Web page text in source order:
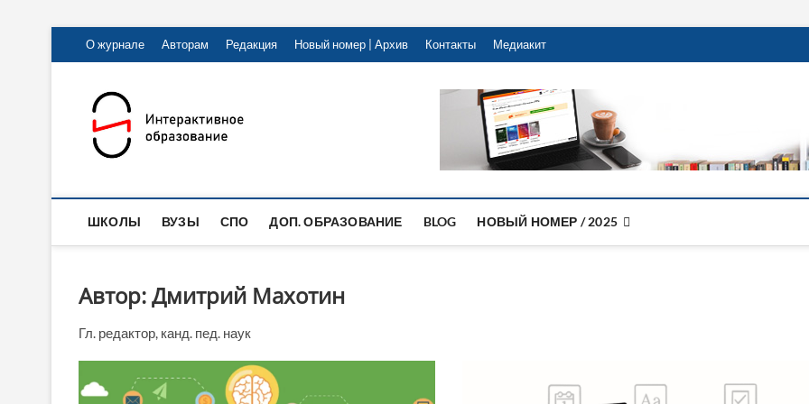
О журнале Авторам Редакция Новый номер | Архив Контакты Медиакит
Интерактивное образование
ИНФОРМАЦИОННО-ПУБЛИЦИСТИЧЕСКИЙ ОБРАЗОВАТЕЛЬНЫЙ ЖУРНАЛ
ШКОЛЫ ВУЗЫ СПО ДОП. ОБРАЗОВАНИЕ BLOG НОВЫЙ НОМЕР / 2025
Автор:Дмитрий Махотин
Гл. редактор, канд. пед. наук